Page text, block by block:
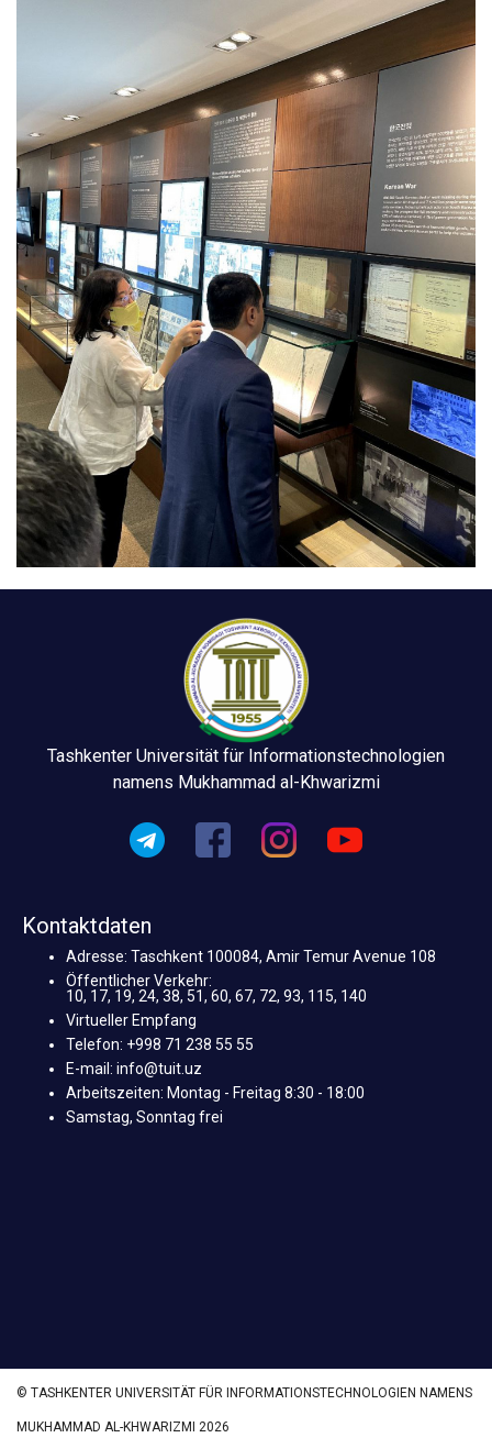
Tashkenter Universität für Informationstechnologien
namens Mukhammad al-Khwarizmi
Kontaktdaten
Adresse: Taschkent 100084, Amir Temur Avenue 108
Öffentlicher Verkehr:
10, 17, 19, 24, 38, 51, 60, 67, 72, 93, 115, 140
Virtueller Empfang
Telefon: +998 71 238 55 55
E-mail: info@tuit.uz
Arbeitszeiten: Montag - Freitag 8:30 - 18:00
Samstag, Sonntag frei
© TASHKENTER UNIVERSITÄT FÜR INFORMATIONSTECHNOLOGIEN NAMENS
MUKHAMMAD AL-KHWARIZMI 2026